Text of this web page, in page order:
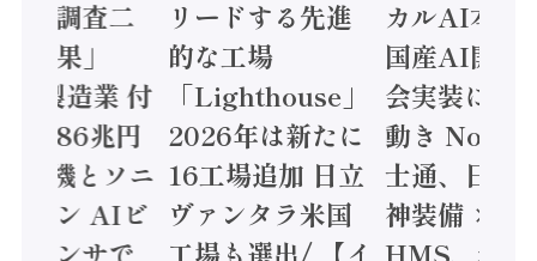
態調査二
結果」
年製造業 付
額86兆円
電機とソニ
コン AIビ
センサで
リードする先進
的な工場
「Lighthouse」
2026年は新たに
16工場追加 日立
ヴァンタラ米国
工場も選出/ 【イ
カルAI本格
国産AI開発
会実装に活
動き
士通、日立
神装備 ×
HMS、老舗